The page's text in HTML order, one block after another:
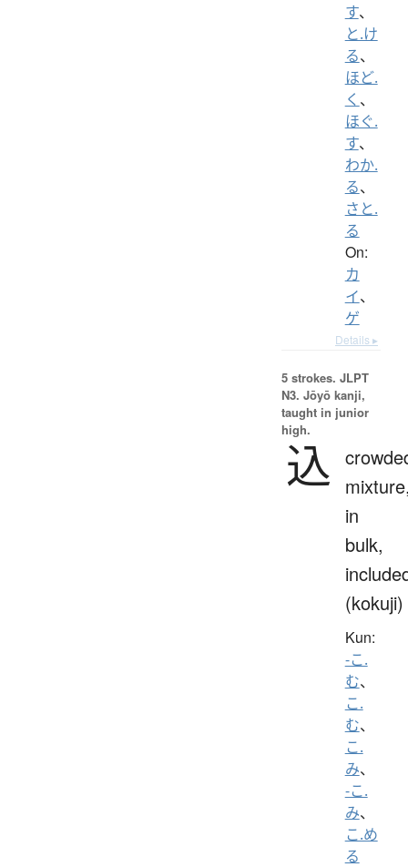
す、
と.け
る、
ほど.
く 、
ほぐ.
す、
わか.
る、
さと.
る
On:
カ
イ、
ゲ
Details ▸
5 strokes. JLPT
N3. Jōyō kanji,
taught in junior
high.
込
in
bulk,
(kokuji)
Kun:
-こ.
む、
こ.
む、
こ.
み、
-こ.
み、
こ.め
る